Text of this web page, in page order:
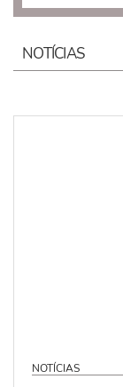
NOTÍCIAS
NOTÍCIAS